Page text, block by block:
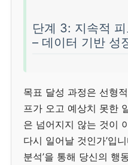
단계 3: 지속적
– 데이터 기반 성
목표 달성 과정은 선형
프가 오고 예상치 못한
은 넘어지지 않는 것이
다시 일어날 것인가’입
분석’을 통해 당신의 행